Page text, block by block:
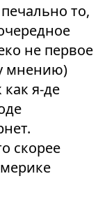
то,
не первое
мнению)
как я-де
скорее